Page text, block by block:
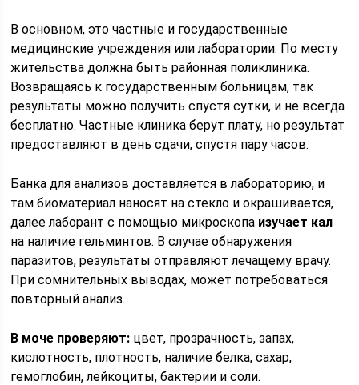
В основном, это частные и государственные
медицинские учреждения или лаборатории. По месту
жительства должна быть районная поликлиника.
Возвращаясь к государственным больницам, так
результаты можно получить спустя сутки, и не всегда
бесплатно. Частные клиника берут плату, но результат
предоставляют в день сдачи, спустя пару часов.
Банка для анализов доставляется в лабораторию, и
там биоматериал наносят на стекло и окрашивается,
далее лаборант с помощью микроскопа изучает кал
на наличие гельминтов. В случае обнаружения
паразитов, результаты отправляют лечащему врачу.
При сомнительных выводах, может потребоваться
повторный анализ.
В моче проверяют: цвет, прозрачность, запах,
кислотность, плотность, наличие белка, сахар,
гемоглобин, лейкоциты, бактерии и соли.